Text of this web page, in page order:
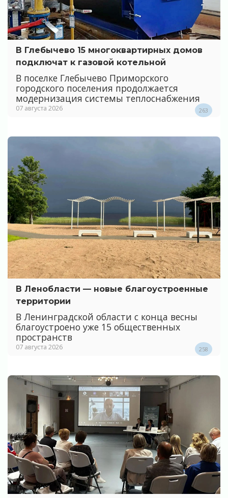
В Глебычево 15 многоквартирных домов
подключат к газовой котельной
В поселке Глебычево Приморского
городского поселения продолжается
модернизация системы теплоснабжения
07 августа 2026 263
В Ленобласти — новые благоустроенные
территории
В Ленинградской области с конца весны
благоустроено уже 15 общественных
пространств
07 августа 2026 258